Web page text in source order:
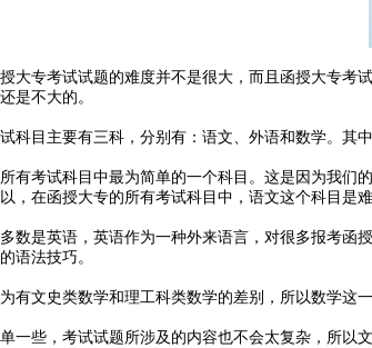
大专考试试题的难度并不是很大，而且函授大专
是不大的。
科目主要有三科，分别有：语文、外语和数学。其
有考试科目中最为简单的一个科目。这是因为我
，在函授大专的所有考试科目中，语文这个科目是难
数是英语，英语作为一种外来语言，对很多报考
语法技巧。
有文史类数学和理工科类数学的差别，所以数学这
一些，考试试题所涉及的内容也不会太复杂，所